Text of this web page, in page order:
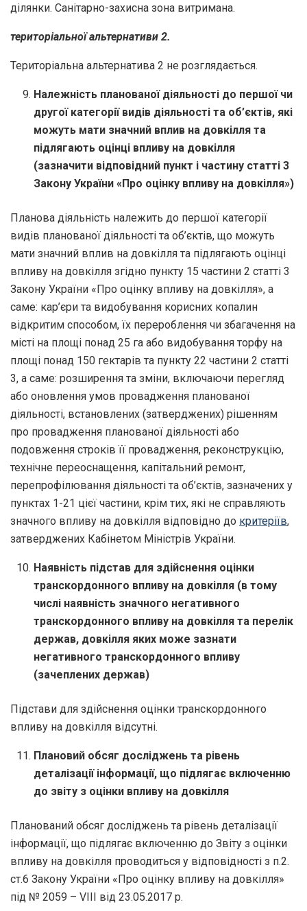
ділянки. Санітарно-захисна зона витримана.
територіальної альтернативи 2.
Територіальна альтернатива 2 не розглядається.
Належність планованої діяльності до першої чи
другої категорії видів діяльності та об’єктів, які
можуть мати значний вплив на довкілля та
підлягають оцінці впливу на довкілля
(зазначити відповідний пункт і частину статті 3
Закону України «Про оцінку впливу на довкілля»)
Планова діяльність належить до першої категорії
видів планованої діяльності та об’єктів, що можуть
мати значний вплив на довкілля та підлягають оцінці
впливу на довкілля згідно пункту 15 частини 2 статті 3
Закону України «Про оцінку впливу на довкілля», а
саме: кар’єри та видобування корисних копалин
відкритим способом, їх перероблення чи збагачення на
місті на площі понад 25 га або видобування торфу на
площі понад 150 гектарів та пункту 22 частини 2 статті
3, а саме: розширення та зміни, включаючи перегляд
або оновлення умов провадження планованої
діяльності, встановлених (затверджених) рішенням
про провадження планованої діяльності або
подовження строків її провадження, реконструкцію,
технічне переоснащення, капітальний ремонт,
перепрофілювання діяльності та об’єктів, зазначених у
пунктах 1-21 цієї частини, крім тих, які не справляють
значного впливу на довкілля відповідно до критеріїв,
затверджених Кабінетом Міністрів України.
Наявність підстав для здійснення оцінки
транскордонного впливу на довкілля (в тому
числі наявність значного негативного
транскордонного впливу на довкілля та перелік
держав, довкілля яких може зазнати
негативного транскордонного впливу
(зачеплених держав)
Підстави для здійснення оцінки транскордонного
впливу на довкілля відсутні.
Плановий обсяг досліджень та рівень
деталізації інформації, що підлягає включенню
до звіту з оцінки впливу на довкілля
Планований обсяг досліджень та рівень деталізації
інформації, що підлягає включенню до Звіту з оцінки
впливу на довкілля проводиться у відповідності з п.2.
ст.6 Закону України «Про оцінку впливу на довкілля»
під № 2059 – VIII від 23.05.2017 р.